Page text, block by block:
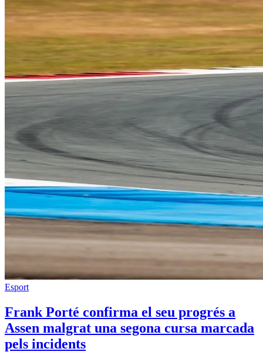
Esport
Frank Porté confirma el seu progrés a
Assen malgrat una segona cursa marcada
pels incidents